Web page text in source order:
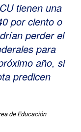
tienen una
por ciento o
perder el
para
año, si
predicen
de Educación